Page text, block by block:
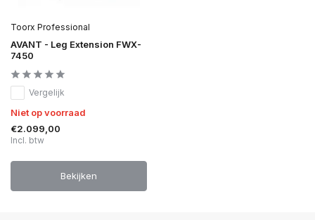
Toorx Professional
AVANT - Leg Extension FWX-
7450
Vergelijk
Niet op voorraad
€2.099,00
Incl. btw
Bekijken